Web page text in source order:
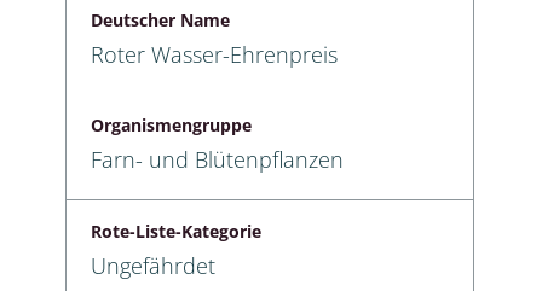
Deutscher Name
Roter Wasser-Ehrenpreis
Organismengruppe
Farn- und Blütenpflanzen
Rote-Liste-Kategorie
Ungefährdet